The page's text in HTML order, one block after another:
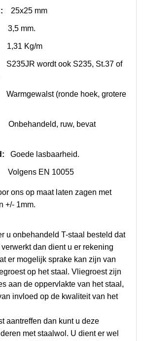
25x25 mm
3,5 mm.
Kg/m
wordt ook S235, St.37 of
(ronde hoek, grotere
ruw, bevat
Goede lasbaarheid.
EN 10055
ons op maat laten zagen met
+/- 1mm.
u onbehandeld T-staal besteld dat
dan dient u er rekening
er mogelijk sprake kan zijn van
op het staal. Vliegroest zijn
aan de oppervlakte van het staal,
invloed op de kwaliteit van het
aantreffen dan kunt u deze
met staalwol. U dient er wel